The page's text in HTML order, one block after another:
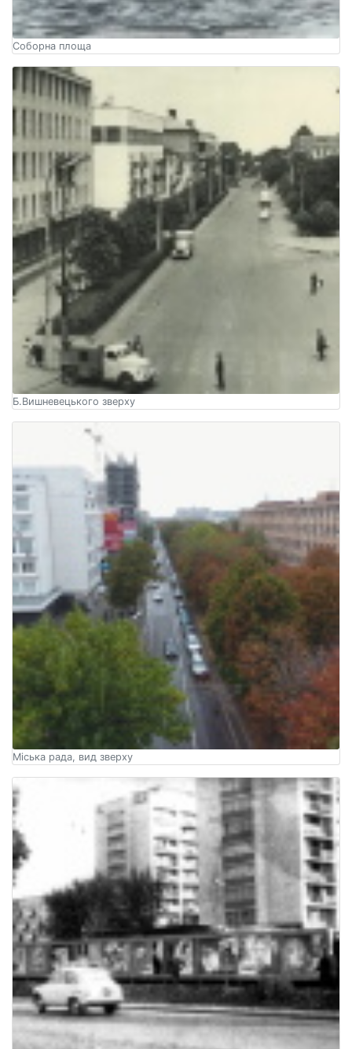
Соборна площа
Б.Вишневецького зверху
Міська рада, вид зверху